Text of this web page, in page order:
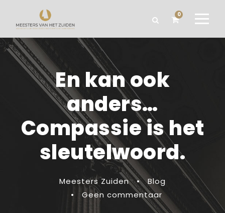
0
En kan ook
anders…
Compassie is het
sleutelwoord.
Meesters Zuiden •
Blog
•
Geen commentaar